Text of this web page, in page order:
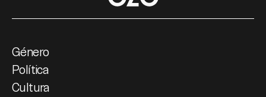
Género
Política
Cultura